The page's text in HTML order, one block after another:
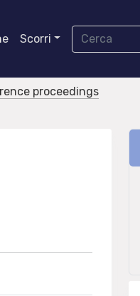
Scorri
proceedings